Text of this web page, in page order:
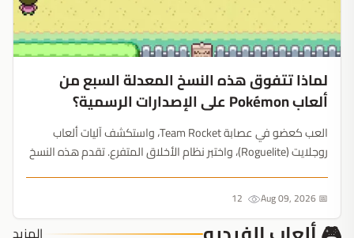
لماذا تتفوق هذه النسخ المعدلة السبع من
ألعاب Pokémon على الإصدارات الرسمية؟
العب كعضو في عصابة Team Rocket، واستكشف آليات ألعاب
روجلايت (Roguelite)، واختبر نظام الأخلاق المتفرع. تقدم هذه النسخ
📅 Aug 09, 2026